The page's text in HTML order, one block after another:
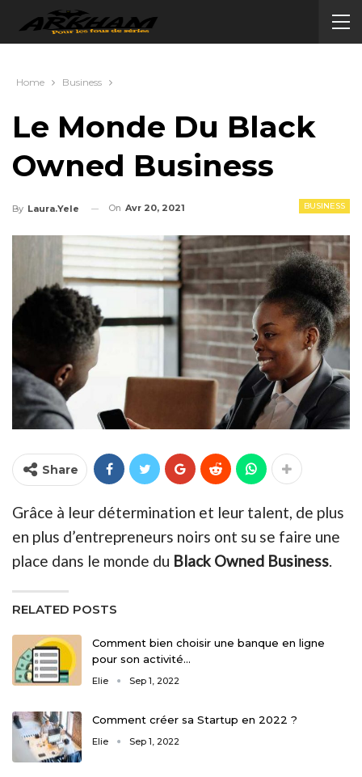
Home Business
Le Monde Du Black
Owned Business
BUSINESS
By Laura.Yele On Avr 20, 2021
Share
Grâce à leur détermination et leur talent, de plus
en plus d’entrepreneurs noirs ont su se faire une
place dans le monde du Black Owned Business.
RELATED POSTS
Comment bien choisir une banque en ligne
pour son activité…
Elie Sep 1, 2022
Comment créer sa Startup en 2022 ?
Elie Sep 1, 2022